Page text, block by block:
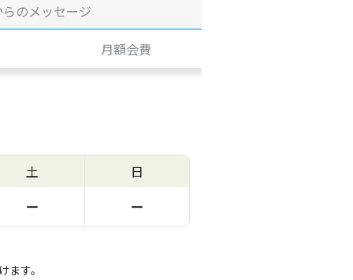
のメッセージ
月額会費
土
ー
日
ー
す。